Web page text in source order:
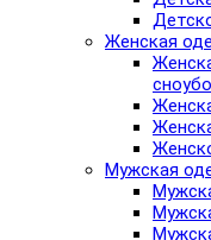
Женская
Мужская